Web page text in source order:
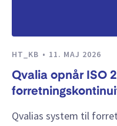
HT_KB 11. MAJ 2026
Qvalia opnår ISO
Qvalias system til